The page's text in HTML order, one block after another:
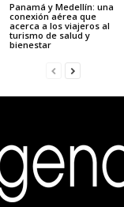
Panamá y Medellín: una
conexión aérea que
acerca a los viajeros al
turismo de salud y
bienestar